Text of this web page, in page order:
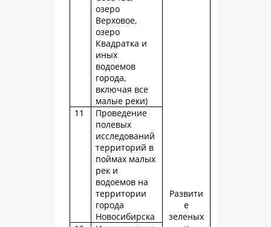
Развити
е
зеленых
озеро
Верховое,
озеро
Квадратка и
иных
водоемов
города,
включая все
малые реки)
11
Проведение
полевых
исследований
территорий в
поймах малых
рек и
водоемов на
территории
города
Новосибирска